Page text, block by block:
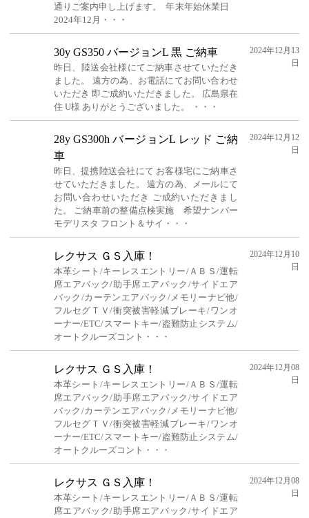
通りご案内申し上げます。 年末年始休業日
2024年12月・・・
30y GS350 バージョンL 黒 ご納車
昨日、陸送会社様にてご納車させていただき
ました。 遠方の為、お電話にてお問い合わせ
いただき 即ご成約いただきました。 広島県在
住 U様 ありがとうございました。 ・・・
2024年12月13
日
28y GS300h バージョンL レッド ご納
車
昨日、提携陸送会社にて お客様宅にご納車さ
せていただきました。 遠方の為、メールにて
お問い合わせいただき ご成約いただきまし
た。 ご納車前の整備点検実施 希望ナンバー
モデリスタ フロント＆サイ・・・
2024年12月12
日
レクサス ＧＳ入庫！
本革シート/キーレスエントリー/ＡＢＳ/運転
席エアバック/助手席エアバック/サイドエア
バック/カーテンエアバック/メモリーナビ他/
フルセグＴＶ/衝突被害軽減ブレーキ/ワンオ
ーナー/ETC/スマートキー/盗難防止システム/
オートクルーズコント・・・
2024年12月10
日
レクサス ＧＳ入庫！
本革シート/キーレスエントリー/ＡＢＳ/運転
席エアバック/助手席エアバック/サイドエア
バック/カーテンエアバック/メモリーナビ他/
フルセグＴＶ/衝突被害軽減ブレーキ/ワンオ
ーナー/ETC/スマートキー/盗難防止システム/
オートクルーズコント・・・
2024年12月08
日
レクサス ＧＳ入庫！
本革シート/キーレスエントリー/ＡＢＳ/運転
席エアバック/助手席エアバック/サイドエア
2024年12月08
日